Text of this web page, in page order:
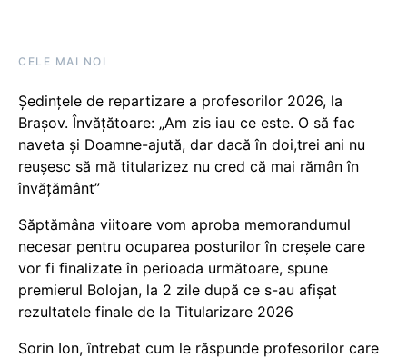
CELE MAI NOI
Ședințele de repartizare a profesorilor 2026, la
Brașov. Învățătoare: „Am zis iau ce este. O să fac
naveta și Doamne-ajută, dar dacă în doi,trei ani nu
reușesc să mă titularizez nu cred că mai rămân în
învățământ”
Săptămâna viitoare vom aproba memorandumul
necesar pentru ocuparea posturilor în creșele care
vor fi finalizate în perioada următoare, spune
premierul Bolojan, la 2 zile după ce s-au afișat
rezultatele finale de la Titularizare 2026
Sorin Ion, întrebat cum le răspunde profesorilor care